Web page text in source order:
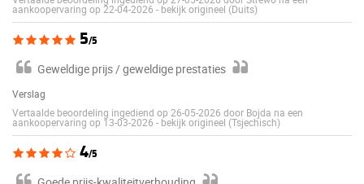
aankoopervaring op 22-04-2026 - bekijk origineel (Duits)
5/5
Geweldige prijs / geweldige prestaties
Verslag
Vertaalde beoordeling ingediend op 26-05-2026 door Bojda na een
aankoopervaring op 13-03-2026 - bekijk origineel (Tsjechisch)
4/5